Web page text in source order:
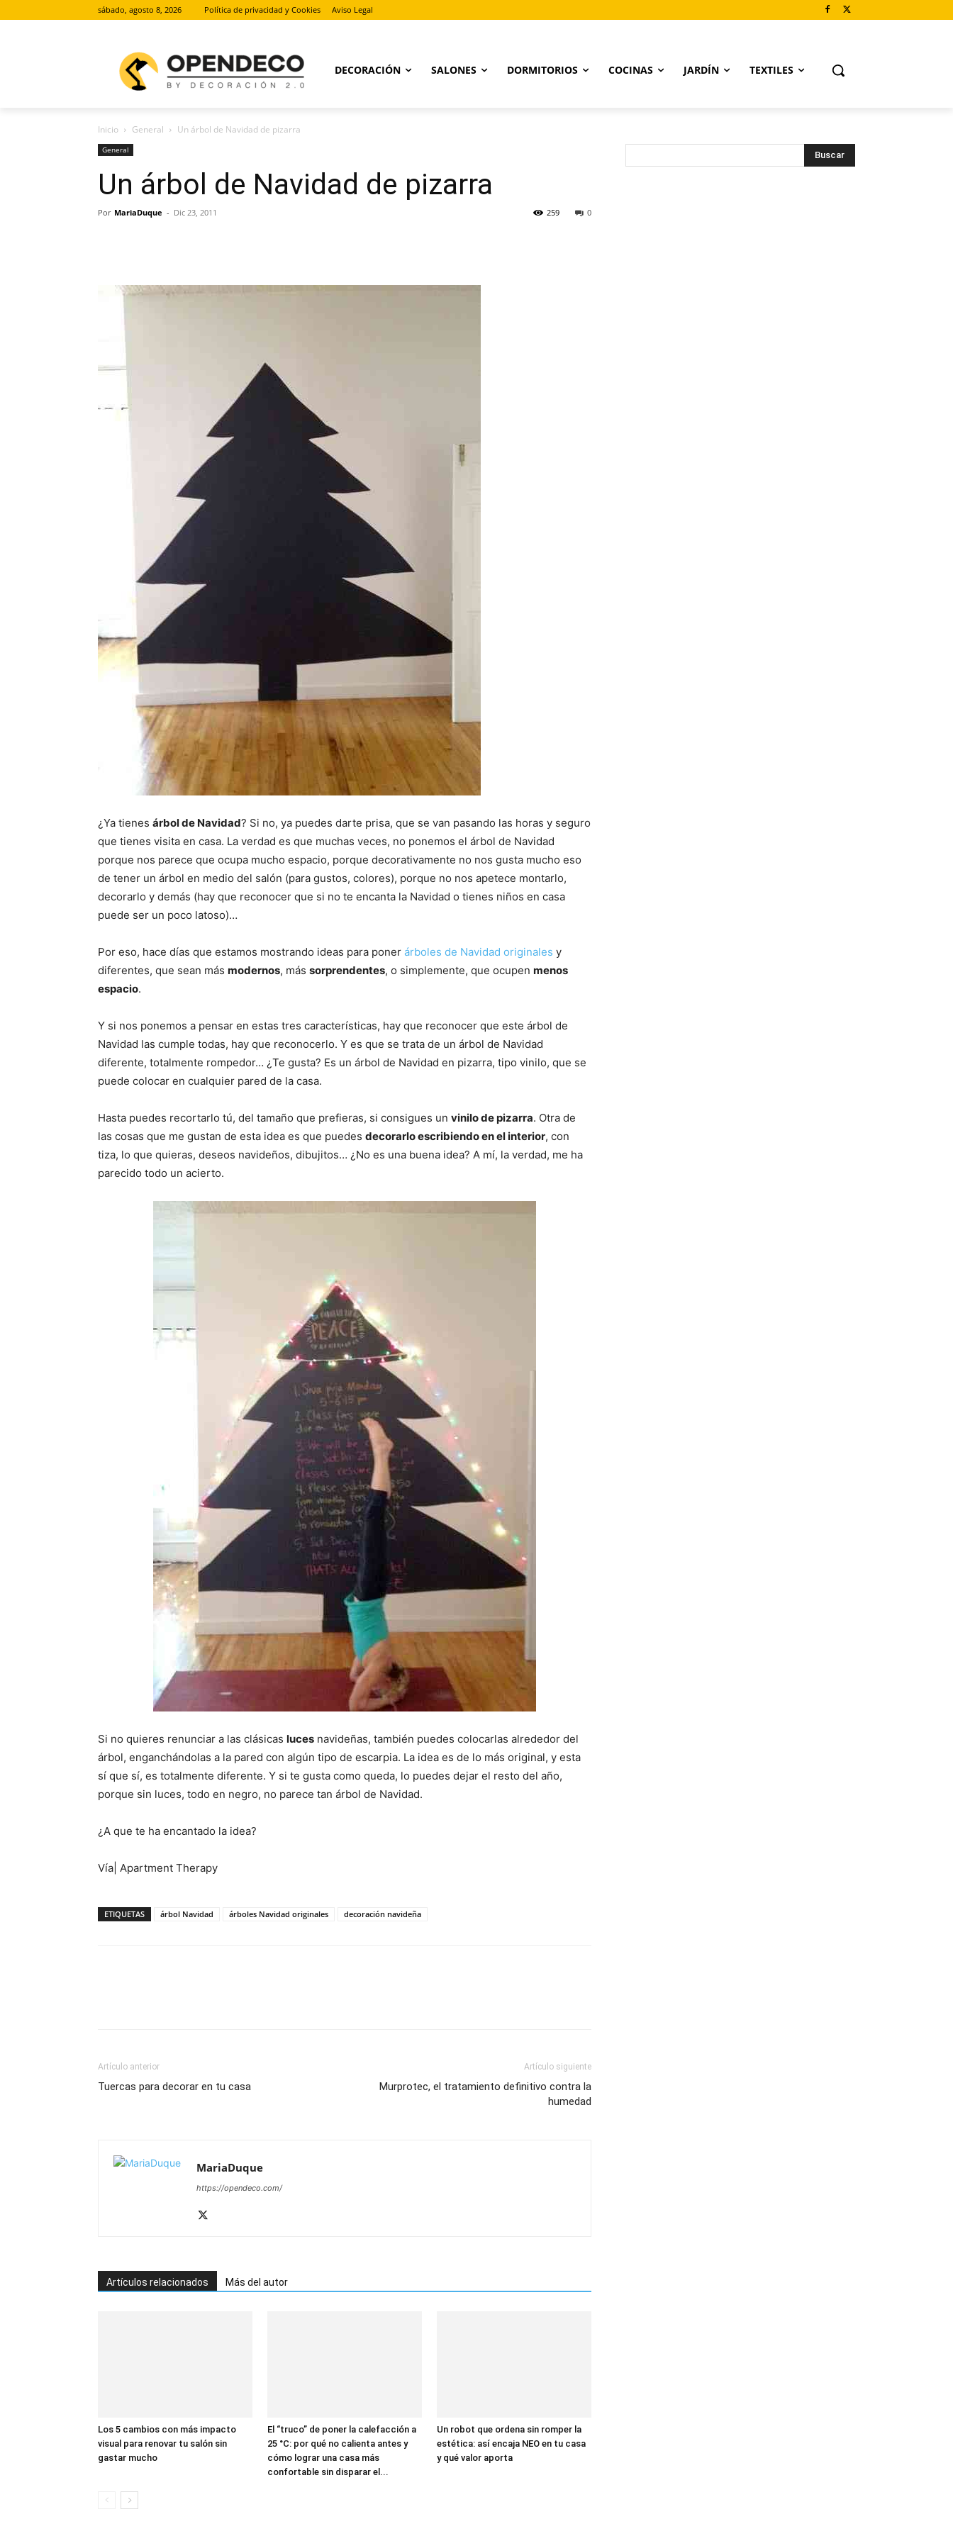
sábado, agosto 8, 2026 Política de privacidad y Cookies Aviso Legal
DECORACIÓN SALONES DORMITORIOS COCINAS JARDÍN TEXTILES
Inicio General Un árbol de Navidad de pizarra
General
Un árbol de Navidad de pizarra
Por MariaDuque - Dic 23, 2011 0
259
¿Ya tienes árbol de Navidad? Si no, ya puedes darte prisa, que se van pasando las horas y seguro
que tienes visita en casa. La verdad es que muchas veces, no ponemos el árbol de Navidad
porque nos parece que ocupa mucho espacio, porque decorativamente no nos gusta mucho eso
de tener un árbol en medio del salón (para gustos, colores), porque no nos apetece montarlo,
decorarlo y demás (hay que reconocer que si no te encanta la Navidad o tienes niños en casa
puede ser un poco latoso)…
Por eso, hace días que estamos mostrando ideas para poner árboles de Navidad originales y
diferentes, que sean más modernos, más sorprendentes, o simplemente, que ocupen menos
espacio.
Y si nos ponemos a pensar en estas tres características, hay que reconocer que este árbol de
Navidad las cumple todas, hay que reconocerlo. Y es que se trata de un árbol de Navidad
diferente, totalmente rompedor… ¿Te gusta? Es un árbol de Navidad en pizarra, tipo vinilo, que se
puede colocar en cualquier pared de la casa.
Hasta puedes recortarlo tú, del tamaño que prefieras, si consigues un vinilo de pizarra. Otra de
las cosas que me gustan de esta idea es que puedes decorarlo escribiendo en el interior, con
tiza, lo que quieras, deseos navideños, dibujitos… ¿No es una buena idea? A mí, la verdad, me ha
parecido todo un acierto.
Si no quieres renunciar a las clásicas luces navideñas, también puedes colocarlas alrededor del
árbol, enganchándolas a la pared con algún tipo de escarpia. La idea es de lo más original, y esta
sí que sí, es totalmente diferente. Y si te gusta como queda, lo puedes dejar el resto del año,
porque sin luces, todo en negro, no parece tan árbol de Navidad.
¿A que te ha encantado la idea?
Vía| Apartment Therapy
ETIQUETAS árbol Navidad árboles Navidad originales decoración navideña
Artículo anterior
Tuercas para decorar en tu casa
Artículo siguiente
Murprotec, el tratamiento definitivo contra la
humedad
MariaDuque
https://opendeco.com/
Artículos relacionados Más del autor
Los 5 cambios con más impacto
visual para renovar tu salón sin
gastar mucho
El “truco” de poner la calefacción a
25 °C: por qué no calienta antes y
cómo lograr una casa más
confortable sin disparar el...
Un robot que ordena sin romper la
estética: así encaja NEO en tu casa
y qué valor aporta